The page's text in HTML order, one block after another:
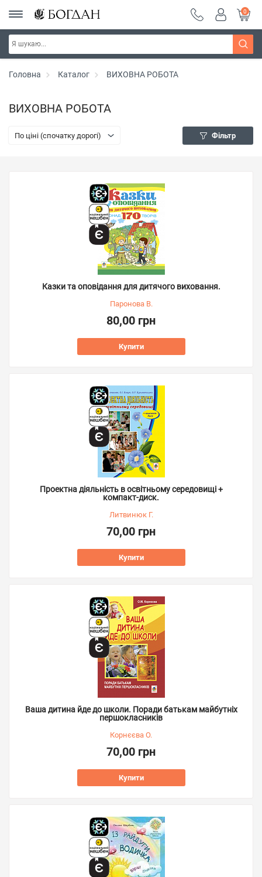
0
Головна Каталог ВИХОВНА РОБОТА
ВИХОВНА РОБОТА
По ціні (спочатку дорогі) Фільтр
Казки та оповідання для дитячого виховання.
Паронова В.
80,00 грн
Купити
Проектна діяльність в освітньому середовищі +
компакт-диск.
Литвинюк Г.
70,00 грн
Купити
Ваша дитина йде до школи. Поради батькам майбутніх
першокласників
Корнєєва О.
70,00 грн
Купити